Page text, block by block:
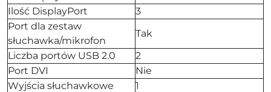
Ilość DisplayPort
3
Port dla zestaw
słuchawka/mikrofon
Tak
Liczba portów USB 2.0
2
Port DVI
Nie
Wyjścia słuchawkowe
1